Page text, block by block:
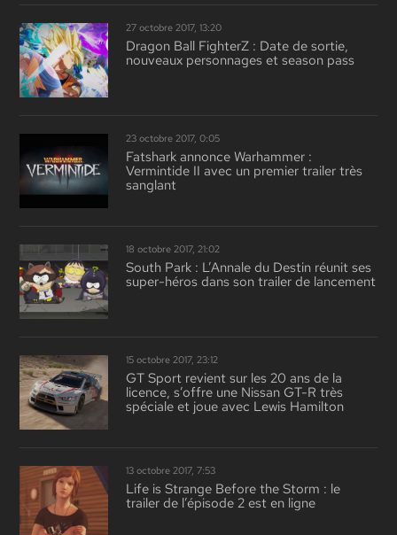
27 octobre 2017, 13:20
Dragon Ball FighterZ : Date de sortie,
nouveaux personnages et season pass
23 octobre 2017, 0:05
Fatshark annonce Warhammer :
Vermintide II avec un premier trailer très
sanglant
18 octobre 2017, 21:02
South Park : L’Annale du Destin réunit ses
super-héros dans son trailer de lancement
15 octobre 2017, 23:12
GT Sport revient sur les 20 ans de la
licence, s’offre une Nissan GT-R très
spéciale et joue avec Lewis Hamilton
13 octobre 2017, 7:53
Life is Strange Before the Storm : le
trailer de l’épisode 2 est en ligne